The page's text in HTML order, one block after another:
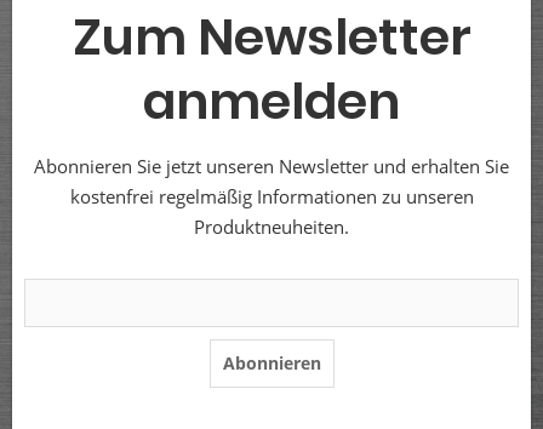
Zum Newsletter
anmelden
Abonnieren Sie jetzt unseren Newsletter und erhalten Sie
kostenfrei regelmäßig Informationen zu unseren
Produktneuheiten.
Abonnieren